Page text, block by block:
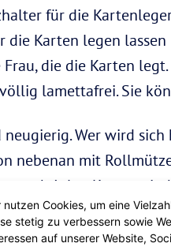
für die
die Karten legen
die die Karten
lamettafrei. Sie
Wer wird
nebenan mit
geht’s los.
auf der
gespielt wird,
nutzen Cookies, um eine
stetig zu verbessern sowie
auf unserer Website,